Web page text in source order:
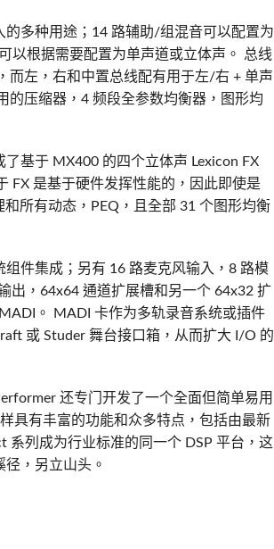
多种用途；14 路辅助/组混音可以配置为
以根据需要配置为单声道或立体声。 总线
而左，右和中置总线配有用于左/右 + 单声
的压缩器，4 频段全参数均衡器，图形均
基于 MX400 的四个立体声 Lexicon FX
FX 是基于硬件发挥性能的，因此即使是
所有动态，PEQ，且全部 31 个图形均衡
件集成；另有 16 路麦克风输入，8 路模
出，64x64 通道扩展槽和另一个 64x32 扩
。 MADI 卡作为多轨录音系统或插件
或 Studer 舞台接口箱，从而扩大 I/O 的
还专门开发了一个全面但简单易用
具有丰富的功能和众多特点，包括由最新
系列成为行业标准的同一个 DSP 平台，这
，另立山头。